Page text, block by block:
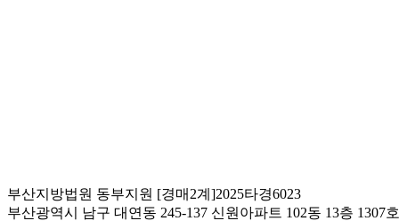
부산지방법원 동부지원 [경매2계]2025타경6023
부산광역시 남구 대연동 245-137 신원아파트 102동 13층 1307호